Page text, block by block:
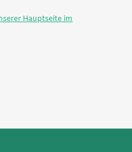
Hauptseite im